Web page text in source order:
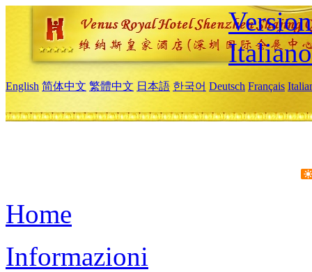
Italiano
English 简体中文 繁體中文 日本語 한국어 Deutsch Français
Home
Informazioni